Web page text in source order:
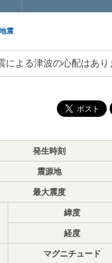
震
による津波の心配はあり
発生時刻
震源地
最大震度
緯度
経度
マグニチュード